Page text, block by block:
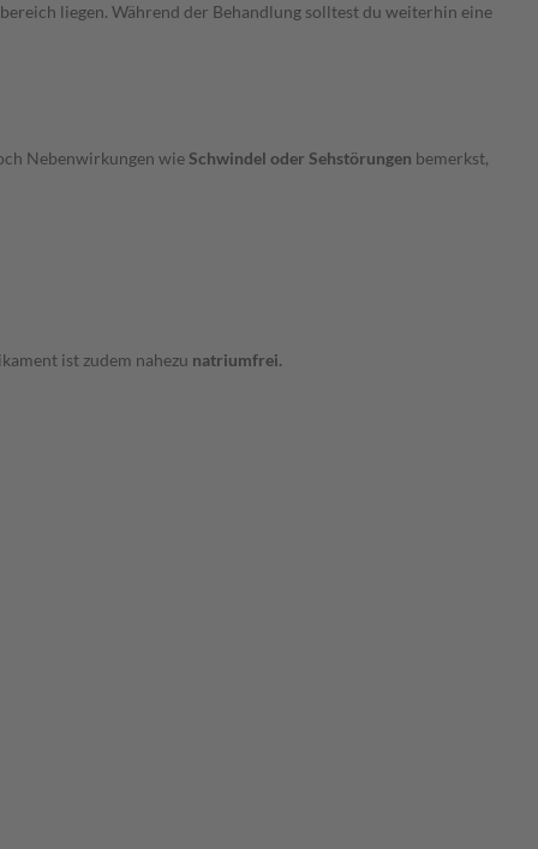
liegen. Während der Behandlung solltest du weiterhin eine
Nebenwirkungen wieSchwindel oder Sehstörungen bemerkst,
ist zudem nahezu natriumfrei.